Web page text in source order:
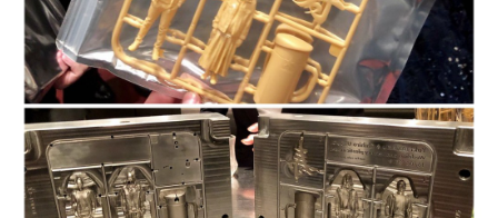
IT Times
生成式AI與雲端應用
Enterprise Digital Transformation
特集